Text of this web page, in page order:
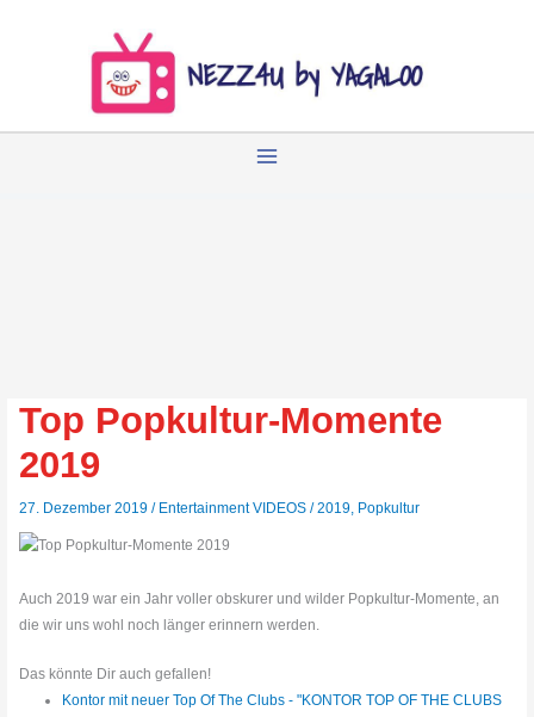
Top Popkultur-Momente
2019
27. Dezember 2019/ Entertainment VIDEOS /2019 Popkultur
Auch 2019 war ein Jahr voller obskurer und wilder Popkultur-Momente, an
die wir uns wohl noch länger erinnern werden.
Das könnte Dir auch gefallen!
Kontor mit neuer Top Of The Clubs - "KONTOR TOP OF THE CLUBS